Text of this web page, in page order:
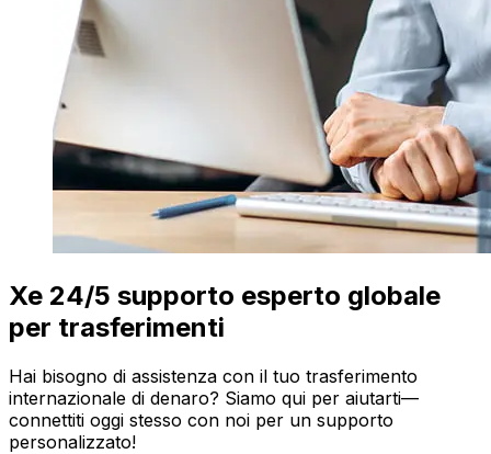
Xe 24/5 supporto esperto globale
per trasferimenti
Hai bisogno di assistenza con il tuo trasferimento
internazionale di denaro? Siamo qui per aiutarti—
connettiti oggi stesso con noi per un supporto
personalizzato!